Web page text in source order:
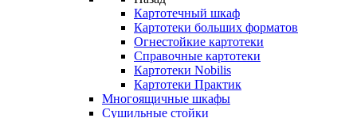
Картотечный шкаф
Картотеки больших форматов
Огнестойкие картотеки
Справочные картотеки
Картотеки Nobilis
Картотеки Практик
Многоящичные шкафы
Сушильные стойки